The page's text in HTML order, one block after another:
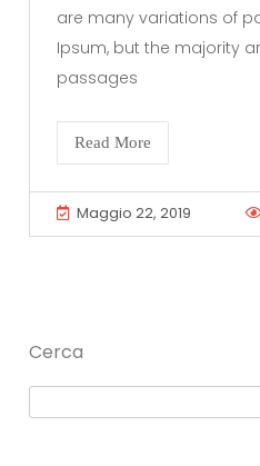
are many variations of
Ipsum, but the majority
passages
Read More
Maggio 22, 2019
Cerca